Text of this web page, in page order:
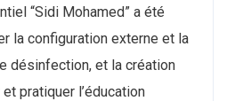
“Sidi Mohamed” a été
la configuration externe et la
désinfection, et la création
pratiquer l’éducation